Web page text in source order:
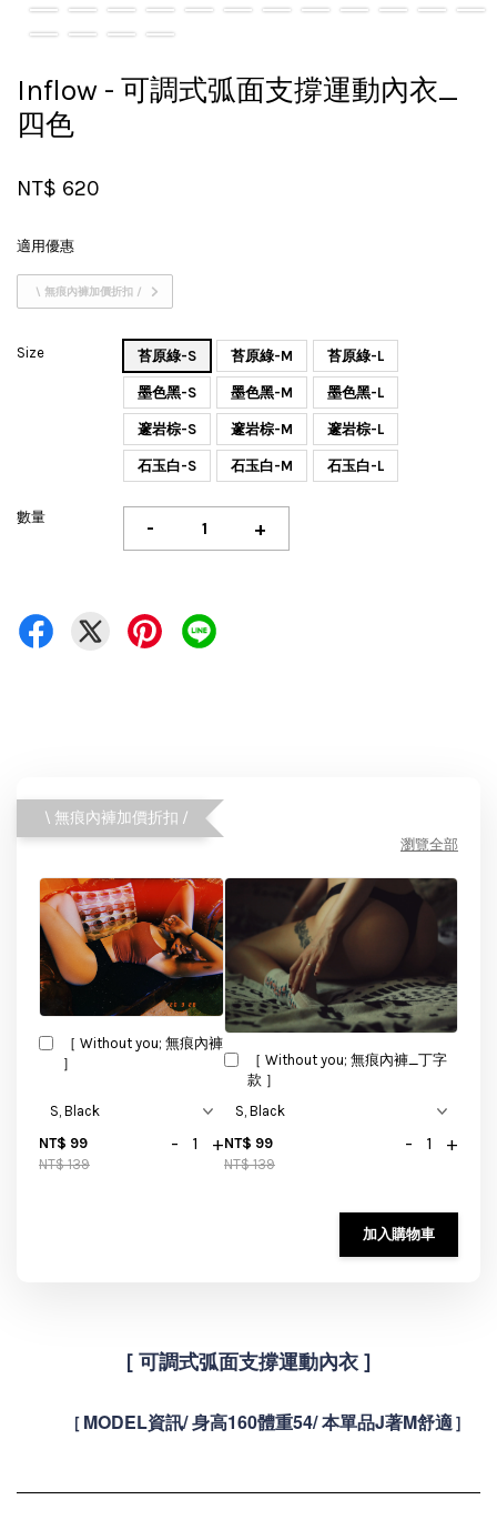
Inflow - 可調式弧面支撐運動內衣_
四色
NT$ 620
適用優惠
\ 無痕內褲加價折扣 /
Size 苔原綠-S 苔原綠-M 苔原綠-L
墨色黑-S 墨色黑-M 墨色黑-L
邃岩棕-S 邃岩棕-M 邃岩棕-L
石玉白-S 石玉白-M 石玉白-L
數量 - +
\ 無痕內褲加價折扣 /
瀏覽全部
［ Without you; 無痕內褲
］
NT$ 99
NT$ 139
- +
［ Without you; 無痕內褲_丁字
款 ］
NT$ 99
NT$ 139
- +
加入購物車
[ 可調式弧面支撐運動內衣 ]
[ MODEL資訊/ 身高160體重54/ 本單品J著M舒適 ]